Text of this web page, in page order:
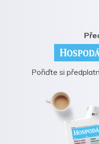
Pořiďte si